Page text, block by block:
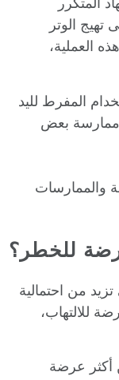
المتكرر
تهيج الوتر
العملية،
المفرط لليد
ممارسة بعض
والممارسات
للخطر؟
من احتمالية
للالتهاب،
أكثر عرضة